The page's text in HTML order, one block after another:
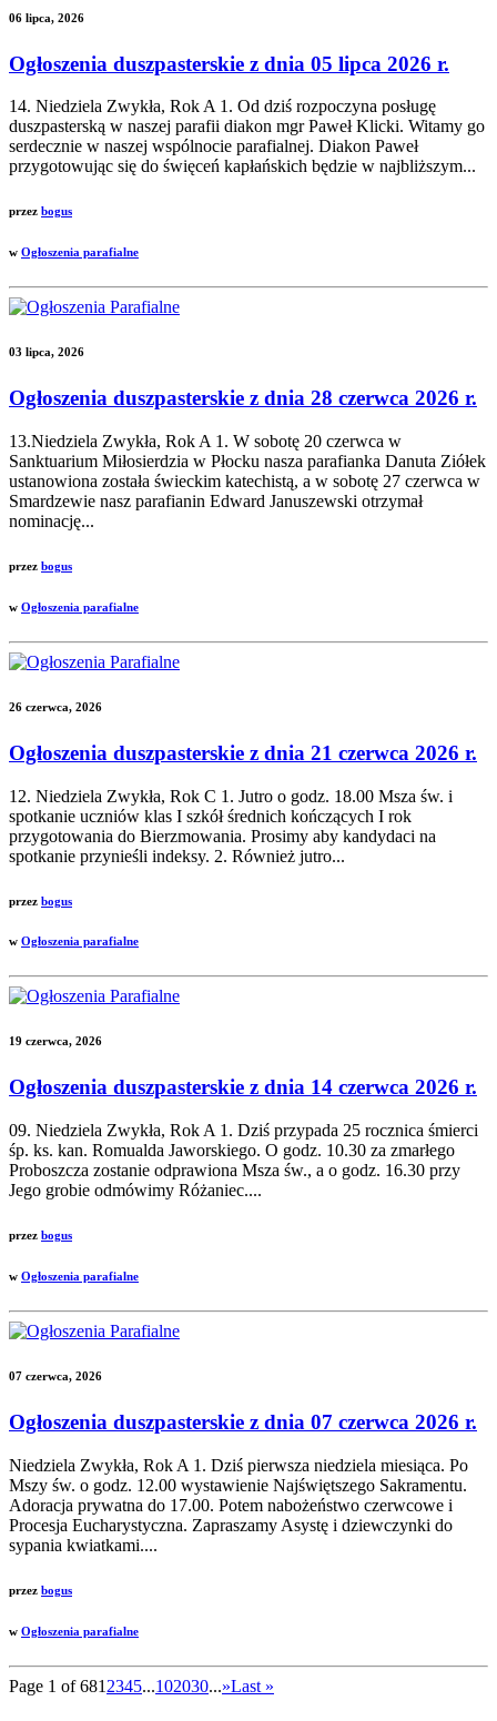
06 lipca, 2026
Ogłoszenia duszpasterskie z dnia 05 lipca 2026 r.
14. Niedziela Zwykła, Rok A 1. Od dziś rozpoczyna posługę
duszpasterską w naszej parafii diakon mgr Paweł Klicki. Witamy go
serdecznie w naszej wspólnocie parafialnej. Diakon Paweł
przygotowując się do święceń kapłańskich będzie w najbliższym...
przez bogus
w Ogłoszenia parafialne
03 lipca, 2026
Ogłoszenia duszpasterskie z dnia 28 czerwca 2026 r.
13.Niedziela Zwykła, Rok A 1. W sobotę 20 czerwca w
Sanktuarium Miłosierdzia w Płocku nasza parafianka Danuta Ziółek
ustanowiona została świeckim katechistą, a w sobotę 27 czerwca w
Smardzewie nasz parafianin Edward Januszewski otrzymał
nominację...
przez bogus
w Ogłoszenia parafialne
26 czerwca, 2026
Ogłoszenia duszpasterskie z dnia 21 czerwca 2026 r.
12. Niedziela Zwykła, Rok C 1. Jutro o godz. 18.00 Msza św. i
spotkanie uczniów klas I szkół średnich kończących I rok
przygotowania do Bierzmowania. Prosimy aby kandydaci na
spotkanie przynieśli indeksy. 2. Również jutro...
przez bogus
w Ogłoszenia parafialne
19 czerwca, 2026
Ogłoszenia duszpasterskie z dnia 14 czerwca 2026 r.
09. Niedziela Zwykła, Rok A 1. Dziś przypada 25 rocznica śmierci
śp. ks. kan. Romualda Jaworskiego. O godz. 10.30 za zmarłego
Proboszcza zostanie odprawiona Msza św., a o godz. 16.30 przy
Jego grobie odmówimy Różaniec....
przez bogus
w Ogłoszenia parafialne
07 czerwca, 2026
Ogłoszenia duszpasterskie z dnia 07 czerwca 2026 r.
Niedziela Zwykła, Rok A 1. Dziś pierwsza niedziela miesiąca. Po
Mszy św. o godz. 12.00 wystawienie Najświętszego Sakramentu.
Adoracja prywatna do 17.00. Potem nabożeństwo czerwcowe i
Procesja Eucharystyczna. Zapraszamy Asystę i dziewczynki do
sypania kwiatkami....
przez bogus
w Ogłoszenia parafialne
Page 1 of 681 2345...102030...»Last »